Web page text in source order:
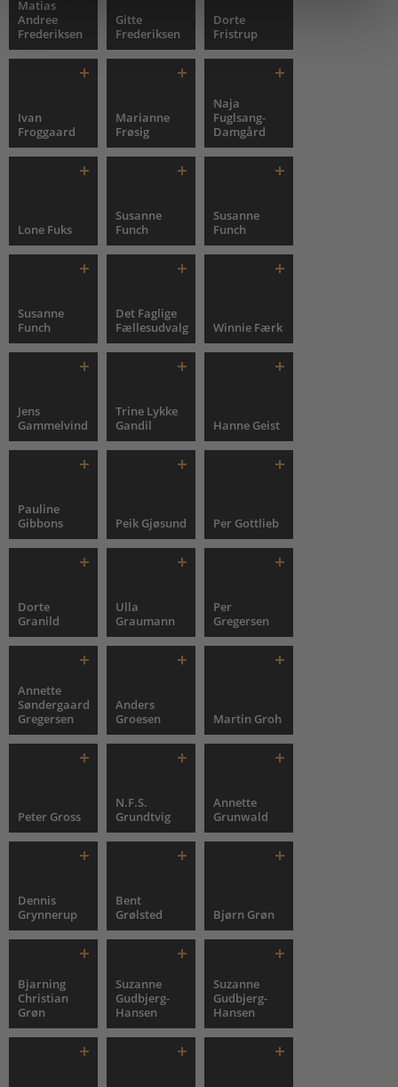
Matias
Andree
Frederiksen
Gitte
Frederiksen
Dorte
Fristrup
Ivan
Froggaard
Marianne
Frøsig
Naja
Fuglsang-
Damgård
Lone Fuks
Susanne
Funch
Susanne
Funch
Susanne
Funch
Det Faglige
Fællesudvalg
Winnie Færk
Jens
Gammelvind
Trine Lykke
Gandil
Hanne Geist
Pauline
Gibbons
Peik Gjøsund Per Gottlieb
Dorte
Granild
Ulla
Graumann
Per
Gregersen
Annette
Søndergaard
Gregersen
Anders
Groesen
Martin Groh
Peter Gross
N.F.S.
Grundtvig
Annette
Grunwald
Dennis
Grynnerup
Bent
Grølsted
Bjørn Grøn
Bjarning
Christian
Grøn
Suzanne
Gudbjerg-
Hansen
Suzanne
Gudbjerg-
Hansen